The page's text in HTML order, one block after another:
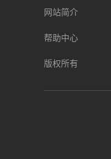
网站简介
帮助中心
版权所有